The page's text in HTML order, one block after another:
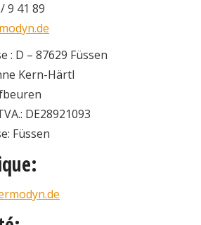
9 41 89
: D – 87629 Füssen
Kern-Härtl
DE28921093
Füssen